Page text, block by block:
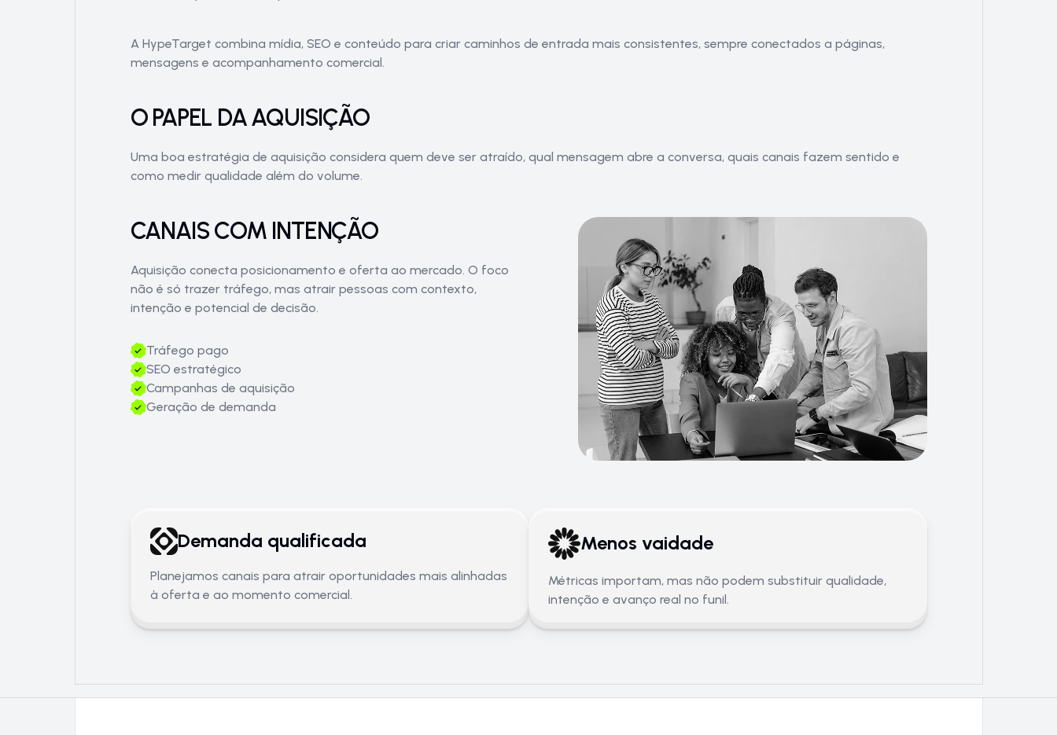
A HypeTarget combina mídia, SEO e conteúdo para criar caminhos de entrada mais consistentes, sempre conectados a páginas,
mensagens e acompanhamento comercial.
O PAPEL DA AQUISIÇÃO
Uma boa estratégia de aquisição considera quem deve ser atraído, qual mensagem abre a conversa, quais canais fazem sentido e
como medir qualidade além do volume.
CANAIS COM INTENÇÃO
Aquisição conecta posicionamento e oferta ao mercado. O foco
não é só trazer tráfego, mas atrair pessoas com contexto,
intenção e potencial de decisão.
Tráfego pago
SEO estratégico
Campanhas de aquisição
Geração de demanda
Demanda qualificada
Planejamos canais para atrair oportunidades mais alinhadas
à oferta e ao momento comercial.
Menos vaidade
Métricas importam, mas não podem substituir qualidade,
intenção e avanço real no funil.